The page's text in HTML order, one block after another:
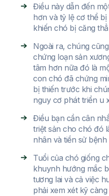
Điều này dẫn đến
hơn và tỷ lệ cơ thể
khiến chó bị căng
Ngoài ra, chúng
chứng loạn sản
tâm hơn nữa đó là
con chó đã chứng
bị thiến trước khi
nguy cơ phát triển u
Điều bạn cần cân
triệt sản cho chó đó
nhân và tiền sử bệnh
Tuổi của chó giống
khuynh hướng mắc
tương lai và cả việc
phải xem xét kỹ